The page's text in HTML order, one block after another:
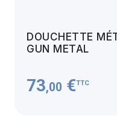
DOUCHETTE
GUN METAL
73,00 €TTC